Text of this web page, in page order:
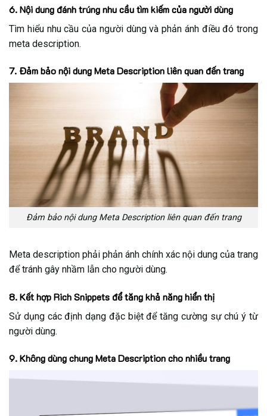
6. Nội dung đánh trúng nhu cầu tìm kiếm của người dùng
Tìm hiểu nhu cầu của người dùng và phản ánh điều đó trong
meta description.
7. Đảm bảo nội dung Meta Description liên quan đến trang
Đảm bảo nội dung Meta Description liên quan đến trang
Meta description phải phản ánh chính xác nội dung của trang
để tránh gây nhầm lẫn cho người dùng.
8. Kết hợp Rich Snippets để tăng khả năng hiển thị
Sử dụng các định dạng đặc biệt để tăng cường sự chú ý từ
người dùng.
9. Không dùng chung Meta Description cho nhiều trang